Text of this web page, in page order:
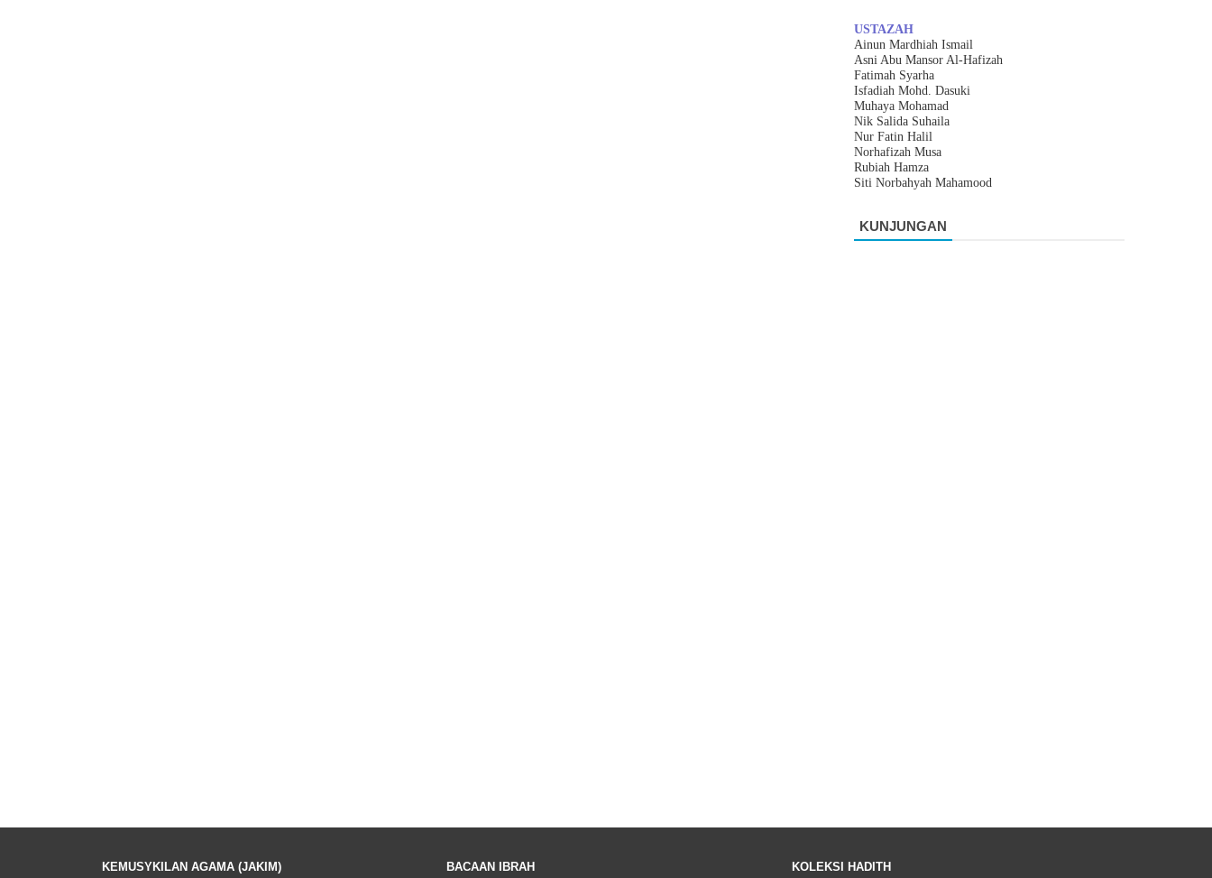
USTAZAH
Ainun Mardhiah Ismail
Asni Abu Mansor Al-Hafizah
Fatimah Syarha
Isfadiah Mohd. Dasuki
Muhaya Mohamad
Nik Salida Suhaila
Nur Fatin Halil
Norhafizah Musa
Rubiah Hamza
Siti Norbahyah Mahamood
KUNJUNGAN
KEMUSYKILAN AGAMA (JAKIM) BACAAN IBRAH KOLEKSI HADITH